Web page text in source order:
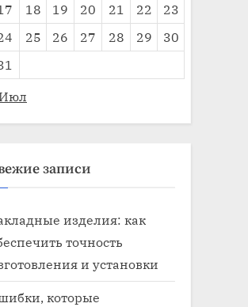
18 19 20 21 22
23
25 26 27 28 29
30
записи
изделия: как
точность
и установки
которые